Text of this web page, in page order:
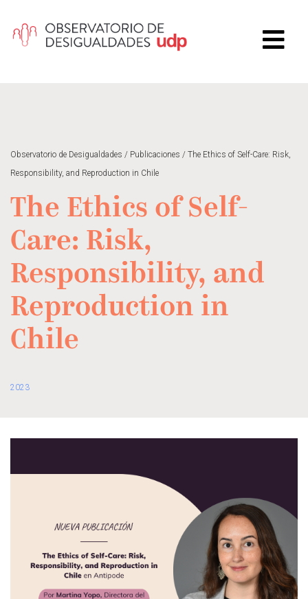
Observatorio de Desigualdades / Publicaciones / The Ethics of Self-Care: Risk,
Responsibility, and Reproduction in Chile
The Ethics of Self-
Care: Risk,
Responsibility, and
Reproduction in
Chile
2023